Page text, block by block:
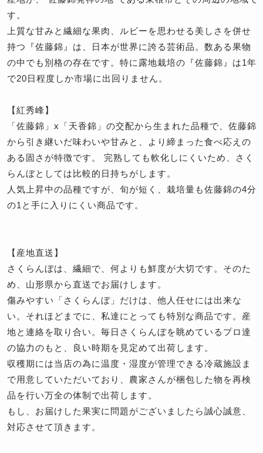
す。
上質な甘みと繊細な果肉、ルビーを思わせる美しさを併せ
持つ『佐藤錦』は、日本が世界に誇る芸術品。数ある果物
の中でも別格の存在です。特に露地栽培の『佐藤錦』は1年
で20日程度しか市場に出回りません。
【紅秀峰】
「佐藤錦」x「天香錦」の交配から生まれた品種で、佐藤錦
から引き継いだ味わいや甘みと、より締まった食べ応えの
ある固さが特徴です。 完熟しても軟化しにくいため、さく
らんぼとしては比較的日持ちがします。
人気上昇中の品種ですが、旬が短く、栽培量も佐藤錦の4分
の1と手に入りにくい商品です。
【産地直送】
さくらんぼは、繊細で、何よりも鮮度が大切です。そのた
め、山形県から直送でお届けします。
傷みやすい「さくらんぼ」だけは、他人任せには出来な
い。それほどまでに、私達にとっても特別な商品です。産
地と連絡を取り合い。毎日さくらんぼを眺めているプロ達
の協力のもと、良い時期を見定めて出荷します。
収穫期には当店の為に温度・湿度が管理できる冷蔵施設ま
で用意していただいており、農家さんが梱包した物を再検
品を行い万全の体制で出荷します。
もし、お届けした果実に問題がございましたら誠心誠意、
対応させて頂きます。